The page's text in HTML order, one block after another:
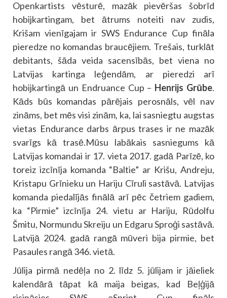
Openkartists vēsturē, mazāk pievēršas šobrīd
hobijkartingam, bet ātrums noteiti nav zudis,
Krišam vienīgajam ir SWS Endurance Cup fināla
pieredze no komandas braucējiem. Trešais, turklāt
debitants, šāda veida sacensībās, bet viena no
Latvijas kartinga leģendām, ar pieredzi arī
hobijkartingā un Endruance Cup – Henrijs Grūbe.
Kāds būs komandas pārējais perosnāls, vēl nav
zināms, bet mēs visi zinām, ka, lai sasniegtu augstas
vietas Endurance darbs ārpus trases ir ne mazāk
svarīgs kā trasē.Mūsu labākais sasniegums kā
Latvijas komandai ir 17. vieta 2017. gadā Parīzē, ko
toreiz izcīnīja komanda “Baltie” ar Krišu, Andreju,
Kristapu Grīnieku un Hariju Cīruli sastāvā. Latvijas
komanda piedalījās finālā arī pēc četriem gadiem,
ka “Pirmie” izcīnīja 24. vietu ar Hariju, Rūdolfu
Šmitu, Normundu Skreiju un Edgaru Sproģi sastāvā.
Latvijā 2024. gadā rangā mūveri bija pirmie, bet
Pasaules rangā 346. vietā.
Jūlija pirmā nedēļa no 2. līdz 5. jūlijam ir jāieliek
kalendārā tāpat kā maija beigas, kad Beļģijā